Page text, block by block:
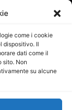
come i cookie
dispositivo. Il
dati come il
sito. Non
su alcune